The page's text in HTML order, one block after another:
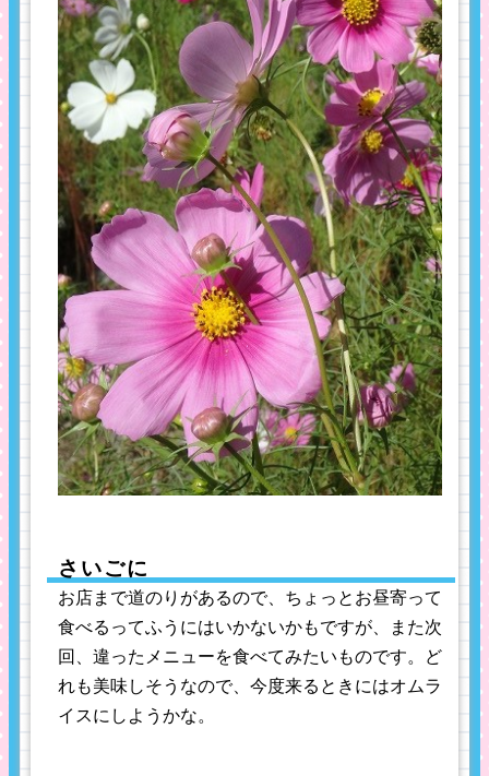
さいごに
お店まで道のりがあるので、ちょっとお昼寄って
食べるってふうにはいかないかもですが、また次
回、違ったメニューを食べてみたいものです。ど
れも美味しそうなので、今度来るときにはオムラ
イスにしようかな。